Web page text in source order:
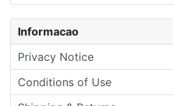
Informacao
Privacy Notice
Conditions of Use